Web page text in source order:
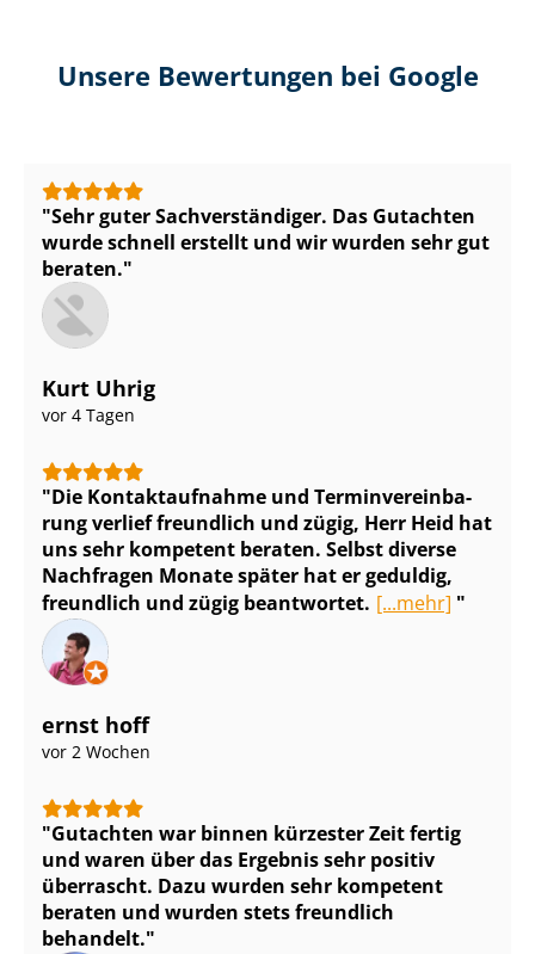
Unsere Bewertungen bei Google
Sehr guter Sach­ver­stän­di­ger. Das Gutachten
wurde schnell erstellt und wir wurden sehr gut
beraten.
Kurt Uhrig
vor 4 Tagen
Die Kontaktaufnahme und Ter­min­ver­ein­ba­
rung verlief freundlich und zügig, Herr Heid hat
uns sehr kompetent beraten. Selbst diverse
Nachfragen Monate später hat er geduldig,
freundlich und zügig beantwortet. [...mehr]
ernst hoff
vor 2 Wochen
Gutachten war binnen kürzester Zeit fertig
und waren über das Ergebnis sehr positiv
überrascht. Dazu wurden sehr kompetent
beraten und wurden stets freundlich
behandelt.